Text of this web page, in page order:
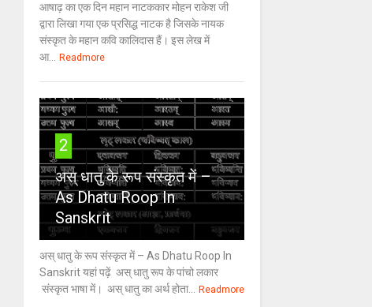
आषाढ़ का एक दिन महान नाटककार मोहन राकेश जी
द्वारा लिखा गया एक प्रसिद्ध नाटक है जिसके नायक
संस्कृत के महान कवि कालिदास हैं। इस लेख में
आ... Readmore
2
अस् धातु के रूप संस्कृत में –
As Dhatu Roop In
Sanskrit
अस् धातु के रूप संस्कृत में – As Dhatu Roop In
Sanskrit यहां पढ़ें अस् धातु रूप के पांचो लकार
संस्कृत भाषा में। अस् धातु का अर्थ होता... Readmore